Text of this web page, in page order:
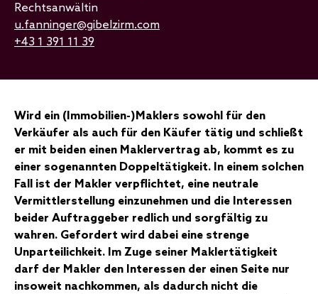
Rechtsanwältin
u.fanninger@gibelzirm.com
+43 1 391 11 39
Wird ein (Immobilien-)Maklers sowohl für den
Verkäufer als auch für den Käufer tätig und schließt
er mit beiden einen Maklervertrag ab, kommt es zu
einer sogenannten Doppeltätigkeit. In einem solchen
Fall ist der Makler verpflichtet, eine neutrale
Vermittlerstellung einzunehmen und die Interessen
beider Auftraggeber redlich und sorgfältig zu
wahren. Gefordert wird dabei eine strenge
Unparteilichkeit. Im Zuge seiner Maklertätigkeit
darf der Makler den Interessen der einen Seite nur
insoweit nachkommen, als dadurch nicht die